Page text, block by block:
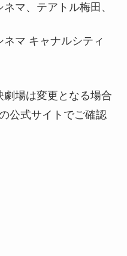
マ、テアトル梅田、
マ キャナルシティ
場は変更となる場合
公式サイトでご確認